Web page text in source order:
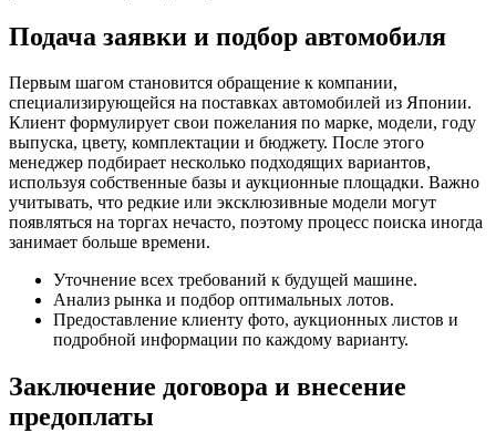
Подача заявки и подбор автомобиля
Первым шагом становится обращение к компании,
специализирующейся на поставках автомобилей из Японии.
Клиент формулирует свои пожелания по марке, модели, году
выпуска, цвету, комплектации и бюджету. После этого
менеджер подбирает несколько подходящих вариантов,
используя собственные базы и аукционные площадки. Важно
учитывать, что редкие или эксклюзивные модели могут
появляться на торгах нечасто, поэтому процесс поиска иногда
занимает больше времени.
Уточнение всех требований к будущей машине.
Анализ рынка и подбор оптимальных лотов.
Предоставление клиенту фото, аукционных листов и
подробной информации по каждому варианту.
Заключение договора и внесение
предоплаты